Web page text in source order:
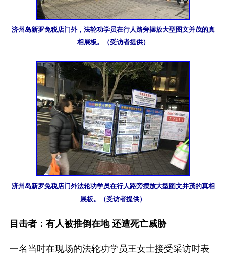
济州岛新罗免税店门外，法轮功学员在行人路旁摆放大型图文并茂的真
相展板。（受访者提供）
济州岛新罗免税店门外法轮功学员在行人路旁摆放大型图文并茂的真相
展板。（受访者提供）
目击者：有人被推倒在地 还遭死亡威胁
一名当时在现场的法轮功学员王女士接受采访时表